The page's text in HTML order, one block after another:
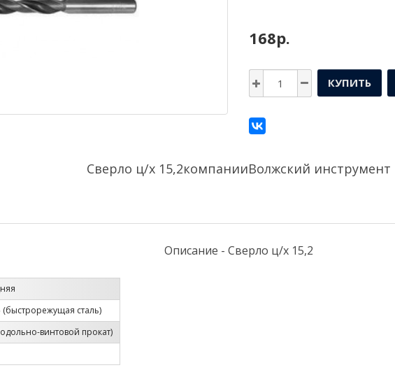
168р.
КУПИТЬ
Сверло ц/х 15,2компанииВолжский инструмент
Описание - Сверло ц/х 15,2
(быстрорежущая сталь)
винтовой прокат)